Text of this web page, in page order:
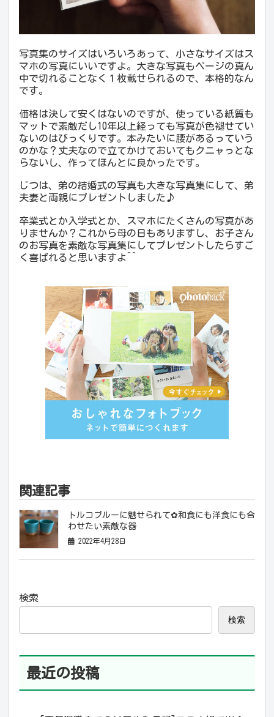
写真集のサイズはいろいろあって、小さなサイズはス
マホの写真にいいですよ。大きな写真もページの真ん
中で切れることなく１枚載せられるので、本格的なん
です。
価格は決して安くはないのですが、使っている紙質も
マットで素敵だし10年以上経っても写真が色褪せてい
ないのはびっくりです。本みたいに腰があるっていう
のかな？丈夫なので立てかけておいてもクニャっとな
らないし、作ってほんとに良かったです。
じつは、弟の結婚式の写真も大きな写真集にして、弟
夫妻と両親にプレゼントしました♪
卒業式とか入学式とか、スマホにたくさんの写真があ
りませんか？これから母の日もありますし、お子さん
のお写真を素敵な写真集にしてプレゼントしたらすご
く喜ばれると思いますよ^^
関連記事
トルコブルーに魅せられて✿和食にも洋食にも合
わせたい素敵な器
2022年4月28日
検索
検索
最近の投稿